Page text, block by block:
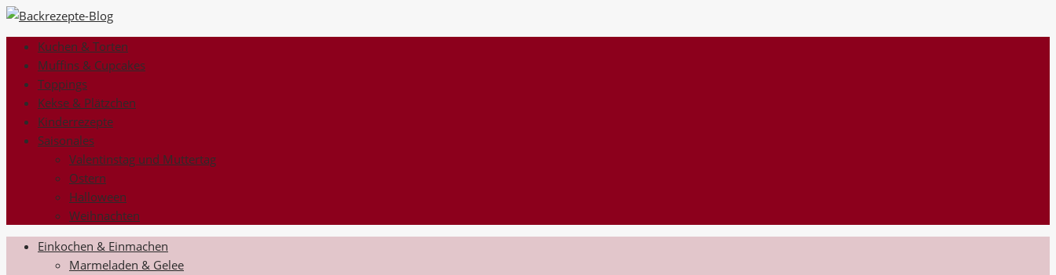
Kuchen & Torten
Muffins & Cupcakes
Toppings
Kekse & Plätzchen
Kinderrezepte
Saisonales
Valentinstag und Muttertag
Ostern
Halloween
Weihnachten
Einkochen & Einmachen
Marmeladen & Gelee